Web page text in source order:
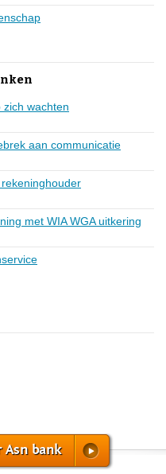
wachten
aan communicatie
met WIA WGA uitkering
Asn bank